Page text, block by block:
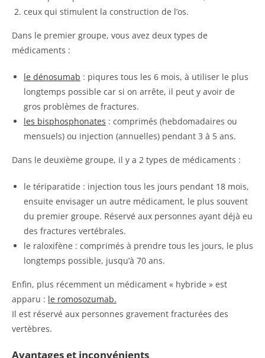
ceux qui stimulent la construction de l’os.
Dans le premier groupe, vous avez deux types de
médicaments :
le dénosumab : piqures tous les 6 mois, à utiliser le plus
longtemps possible car si on arrête, il peut y avoir de
gros problèmes de fractures.
les bisphosphonates : comprimés (hebdomadaires ou
mensuels) ou injection (annuelles) pendant 3 à 5 ans.
Dans le deuxième groupe, il y a 2 types de médicaments :
le tériparatide : injection tous les jours pendant 18 mois,
ensuite envisager un autre médicament, le plus souvent
du premier groupe. Réservé aux personnes ayant déjà eu
des fractures vertébrales.
le raloxifène : comprimés à prendre tous les jours, le plus
longtemps possible, jusqu’à 70 ans.
Enfin, plus récemment un médicament « hybride » est
apparu : le romosozumab.
Il est réservé aux personnes gravement fracturées des
vertèbres.
Avantages et inconvénients